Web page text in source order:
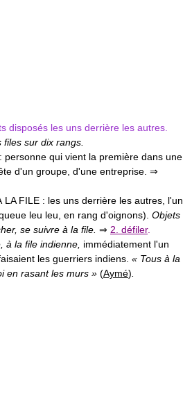
disposés les uns derrière les autres.
sur dix rangs.
personne qui vient la première dans une
d'un groupe, d'une entreprise. ⇒
LA FILE : les uns derrière les autres, l'un
queue leu leu, en rang d'oignons). Objets
se suivre à la file. ⇒ 2. défiler.
à la file indienne, immédiatement l'un
les guerriers indiens. « Tous à la
en rasant les murs » (Aymé)